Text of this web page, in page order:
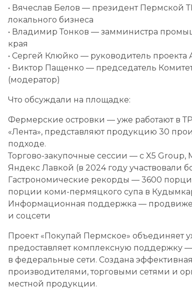
• Вячеслав Белов — президент Пермской
локального бизнеса
• Владимир Тонков — замминистра
края
• Сергей Клюйко — руководитель проекта
• Виктор Пащенко — председатель
(модератор)
Что обсуждали на площадке:
Фермерские островки — уже работают в
«Лента», представляют продукцию 30
подходе.
Торгово-закупочные сессии — с X5
Яндекс Лавкой (в 2024 году участвовали
Гастрономические рекорды — 3600
порции коми-пермяцкого супа в
Информационная поддержка —
и соцсети
Проект «Покупай Пермское» объединяет
предоставляет комплексную поддержку
в федеральные сети. Создана
производителями, торговыми сетями и
местной продукции.